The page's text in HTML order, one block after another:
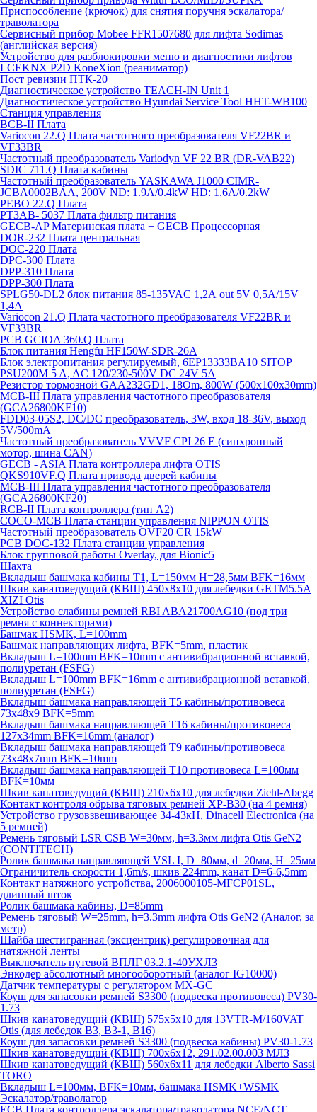
Приспособление (крючок) для снятия поручня эскалатора/
траволатора
Сервисный прибор Mobee FFR1507680 для лифта Sodimas
(английская версия)
Устройство для разблокировки меню и диагностики лифтов
LCEKNX P2D KoneXion (реаниматор)
Пост ревизии ПТК-20
Диагностическое устройство TEACH-IN Unit 1
Диагностическое устройство Hyundai Service Tool HHT-WB100
Станция управления
BCB-II Плата
Variocon 22.Q Плата частотного преобразователя VF22BR и
VF33BR
Частотный преобразователь Variodyn VF 22 BR (DR-VAB22)
SDIC 711.Q Плата кабины
Частотный преобразователь YASKAWA J1000 CIMR-
JCBA0002BAA, 200V ND: 1.9A/0.4kW HD: 1.6A/0.2kW
PEBO 22.Q Плата
РТ3АВ- 5037 Плата фильтр питания
GECB-AP Материнская плата + GECB Процессорная
DOR-232 Плата центральная
DOC-220 Плата
DPC-300 Плата
DPP-310 Плата
DPP-300 Плата
SPLG50-DL2 блок питания 85-135VAC 1,2А out 5V 0,5А/15V
1,4А
Variocon 21.Q Плата частотного преобразователя VF22BR и
VF33BR
PCB GCIOA 360.Q Плата
Блок питания Hengfu HF150W-SDR-26A
Блок электропитания регулируемый, 6EP13333BA10 SITOP
PSU200M 5 A, AC 120/230-500V DC 24V 5A
Резистор тормозной GAA232GD1, 18Om, 800W (500x100x30mm)
MCB-III Плата управления частотного преобразователя
(GCA26800KF10)
FDD03-05S2, DC/DC преобразователь, 3W, вход 18-36V, выход
5V/500mA
Частотный преобразователь VVVF CPI 26 E (синхронный
мотор, шина CAN)
GECB - ASIA Плата контроллера лифта OTIS
QKS910VF.Q Плата привода дверей кабины
MCB-III Плата управления частотного преобразователя
(GCA26800KF20)
RCB-II Плата контроллера (тип A2)
COCO-MCB Плата станции управления NIPPON OTIS
Частотный преобразователь OVF20 CR 15kW
PCB DOC-132 Плата станции управления
Блок групповой работы Overlay, для Bionic5
Шахта
Вкладыш башмака кабины T1, L=150мм H=28,5мм BFK=16мм
Шкив канатоведущий (КВШ) 450х8х10 для лебедки GETM5.5A
XIZI Otis
Устройство слабины ремней RBI ABA21700AG10 (под три
ремня с коннекторами)
Башмак HSMK, L=100mm
Башмак направляющих лифта, BFK=5mm, пластик
Вкладыш L=100mm BFK=10mm с антивибрационной вставкой,
полиуретан (FSFG)
Вкладыш L=100mm BFK=16mm с антивибрационной вставкой,
полиуретан (FSFG)
Вкладыш башмака направляющей T5 кабины/противовеса
73х48х9 BFK=5mm
Вкладыш башмака направляющей T16 кабины/противовеса
127х34mm BFK=16mm (аналог)
Вкладыш башмака направляющей T9 кабины/противовеса
73х48х7mm BFK=10mm
Вкладыш башмака направляющей T10 противовеса L=100мм
BFK=10мм
Шкив канатоведущий (КВШ) 210х6х10 для лебедки Ziehl-Abegg
Контакт контроля обрыва тяговых ремней XP-B30 (на 4 ремня)
Устройство грузовзвешивающее 34-43кН, Dinacell Electronica (на
5 ремней)
Ремень тяговый LSR CSB W=30мм, h=3.3мм лифта Otis GeN2
(CONTITECH)
Ролик башмака направляющей VSL I, D=80мм, d=20мм, H=25мм
Ограничитель скорости 1,6m/s, шкив 224mm, канат D=6-6,5mm
Контакт натяжного устройства, 2006000105-MFCP01SL,
длинный шток
Ролик башмака кабины, D=85mm
Ремень тяговый W=25mm, h=3.3mm лифта Otis GeN2 (Аналог, за
метр)
Шайба шестигранная (эксцентрик) регулировочная для
натяжной ленты
Выключатель путевой ВПЛГ 03.2.1-40УХЛ3
Энкодер абсолютный многооборотный (аналог IG10000)
Датчик температуры с регулятором MX-GC
Коуш для запасовки ремней S3300 (подвеска противовеса) PV30-
1.73
Шкив канатоведущий (КВШ) 575х5х10 для 13VTR-M/160VAT
Otis (для лебедок B3, B3-1, B16)
Коуш для запасовки ремней S3300 (подвеска кабины) PV30-1.73
Шкив канатоведущий (КВШ) 700х6х12, 291.02.00.003 МЛЗ
Шкив канатоведущий (КВШ) 560х6х11 для лебедки Alberto Sassi
TORO
Вкладыш L=100мм, BFK=10мм, башмака HSMK+WSMK
Эскалатор/траволатор
ECB Плата контроллера эскалатора/траволатора NCE/NCT